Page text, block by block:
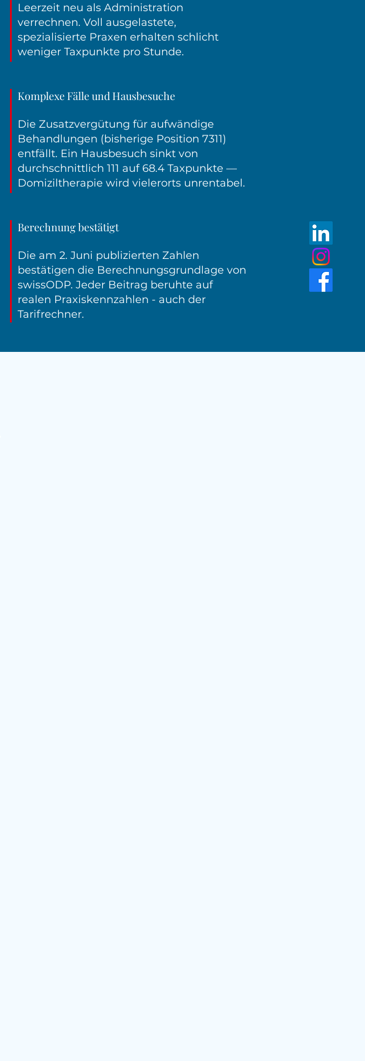
Leerzeit neu als Administration
verrechnen. Voll ausgelastete,
spezialisierte Praxen erhalten schlicht
weniger Taxpunkte pro Stunde.
Komplexe Fälle und Hausbesuche
Die Zusatzvergütung für aufwändige
Behandlungen (bisherige Position 7311)
entfällt. Ein Hausbesuch sinkt von
durchschnittlich 111 auf 68.4 Taxpunkte —
Domiziltherapie wird vielerorts unrentabel.
Berechnung bestätigt
Die am 2. Juni publizierten Zahlen
bestätigen die Berechnungsgrundlage von
swissODP. Jeder Beitrag beruhte auf
realen Praxiskennzahlen - auch der
Tarifrechner.